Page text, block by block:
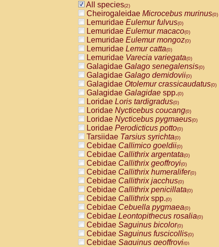
All species(2)
Cheirogaleidae Microcebus murinus(0)
Lemuridae Eulemur fulvus(0)
Lemuridae Eulemur macaco(0)
Lemuridae Eulemur mongoz(0)
Lemuridae Lemur catta(0)
Lemuridae Varecia variegata(0)
Galagidae Galago senegalensis(0)
Galagidae Galago demidovii(0)
Galagidae Otolemur crassicaudatus(0)
Galagidae Galagidae spp.(0)
Loridae Loris tardigradus(0)
Loridae Nycticebus coucang(0)
Loridae Nycticebus pygmaeus(0)
Loridae Perodicticus potto(0)
Tarsiidae Tarsius syrichta(0)
Cebidae Callimico goeldii(0)
Cebidae Callithrix argentata(0)
Cebidae Callithrix geoffroyi(0)
Cebidae Callithrix humeralifer(0)
Cebidae Callithrix jacchus(0)
Cebidae Callithrix penicillata(0)
Cebidae Callithrixspp.(0)
Cebidae Cebuella pygmaea(0)
Cebidae Leontopithecus rosalia(0)
Cebidae Saguinus bicolor(0)
Cebidae Saguinus fuscicollis(0)
Cebidae Saguinus geoffroyi(0)